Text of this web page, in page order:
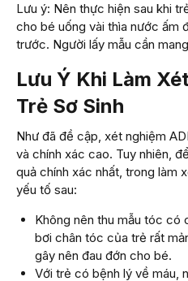
Lưu ý: Nên thực hiện sau khi
cho bé uống vài thìa nước ấm
trước. Người lấy mẫu cần
Lưu Ý Khi Làm
Trẻ Sơ Sinh
Như đã đề cập, xét nghiệm
và chính xác cao. Tuy nhiên,
quả chính xác nhất, trong làm
yếu tố sau:
Không nên thu mẫu tóc có
bơi chân tóc của trẻ rất
gây nên đau đớn cho bé.
Với trẻ có bệnh lý về máu,